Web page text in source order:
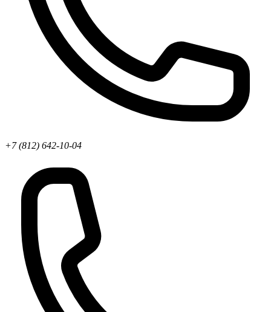
+7 (812) 642-10-04